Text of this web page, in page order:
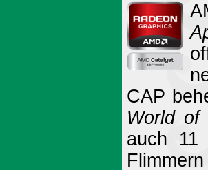
CAP
World of
auch 11